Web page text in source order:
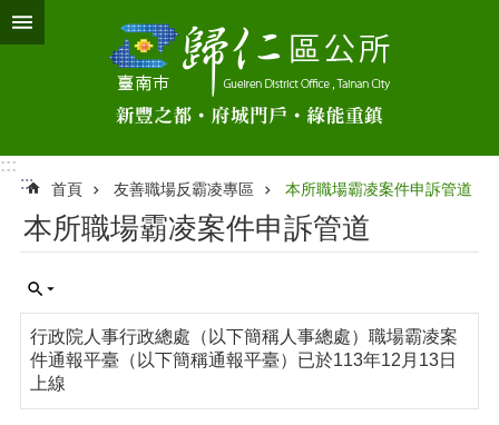
跳到主要內容區塊
:::
:::
首頁 友善職場反霸凌專區 本所職場霸凌案件申訴管道
本所職場霸凌案件申訴管道
行政院人事行政總處（以下簡稱人事總處）職場霸凌案
件通報平臺（以下簡稱通報平臺）已於113年12月13日
上線